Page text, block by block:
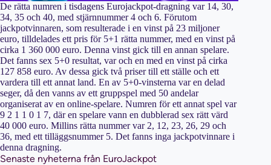
De rätta numren i tisdagens Eurojackpot-dragning var 14, 30,
34, 35 och 40, med stjärnnummer 4 och 6. Förutom
jackpotvinnaren, som resulterade i en vinst på 23 miljoner
euro, tilldelades ett pris för 5+1 rätta nummer, med en vinst på
cirka 1 360 000 euro. Denna vinst gick till en annan spelare.
Det fanns sex 5+0 resultat, var och en med en vinst på cirka
127 858 euro. Av dessa gick två priser till ett ställe och ett
vardera till ett annat land. En av 5+0-vinsterna var en delad
seger, då den vanns av ett gruppspel med 50 andelar
organiserat av en online-spelare. Numren för ett annat spel var
9 2 1 1 0 1 7, där en spelare vann en dubblerad sex rätt värd
40 000 euro. Millins rätta nummer var 2, 12, 23, 26, 29 och
36, med ett tilläggsnummer 5. Det fanns inga jackpotvinnare i
denna dragning.
Senaste nyheterna från EuroJackpot